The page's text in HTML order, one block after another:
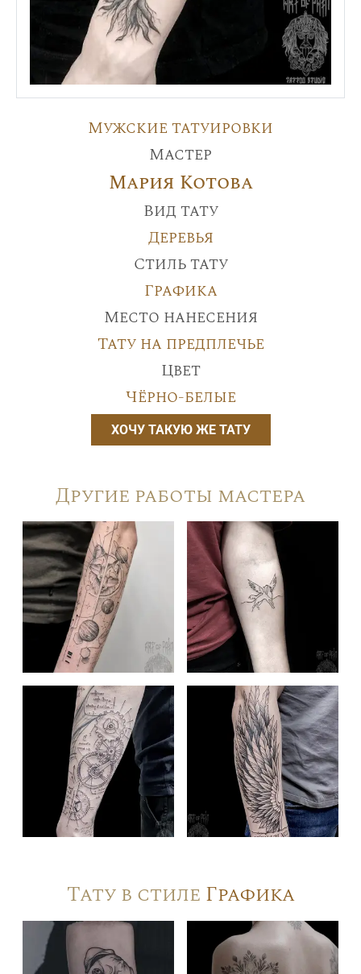
Мужские татуировки
Мастер
Мария Котова
Вид тату
Деревья
Стиль тату
Графика
Место нанесения
Тату на предплечье
Цвет
Чёрно-белые
ХОЧУ ТАКУЮ ЖЕ ТАТУ
Другие работы мастера
Тату в стиле Графика